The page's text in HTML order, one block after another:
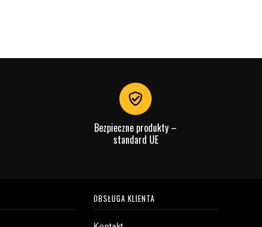
Bezpieczne produkty –
standard UE
OBSŁUGA KLIENTA